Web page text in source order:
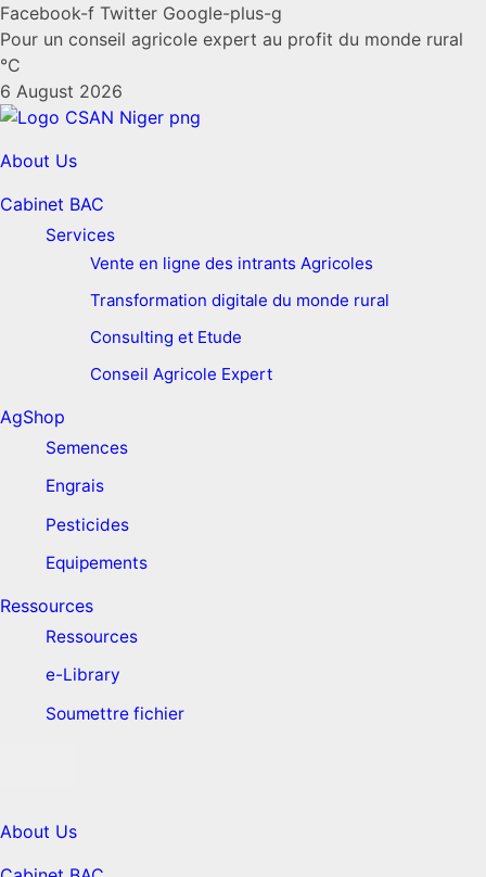
Facebook-f Twitter Google-plus-g
Pour un conseil agricole expert au profit du monde rural
°C
6 August 2026
About Us
Cabinet BAC
Services
Vente en ligne des intrants Agricoles
Transformation digitale du monde rural
Consulting et Etude
Conseil Agricole Expert
AgShop
Semences
Engrais
Pesticides
Equipements
Ressources
Ressources
e-Library
Soumettre fichier
About Us